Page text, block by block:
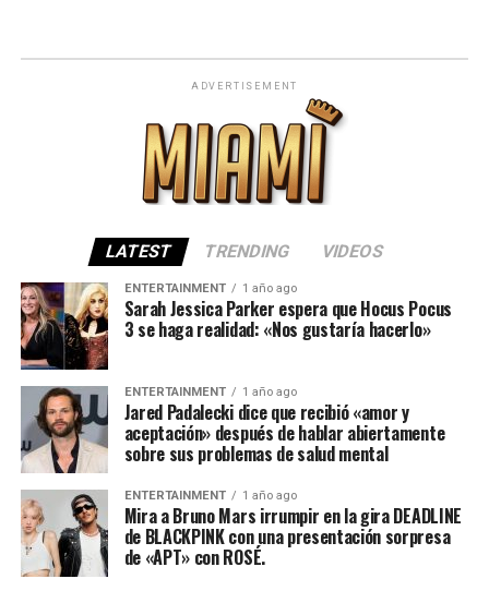
ADVERTISEMENT
LATEST TRENDING VIDEOS
ENTERTAINMENT 1 año ago
Sarah Jessica Parker espera que Hocus Pocus
3 se haga realidad: «Nos gustaría hacerlo»
ENTERTAINMENT 1 año ago
Jared Padalecki dice que recibió «amor y
aceptación» después de hablar abiertamente
sobre sus problemas de salud mental
ENTERTAINMENT 1 año ago
Mira a Bruno Mars irrumpir en la gira DEADLINE
de BLACKPINK con una presentación sorpresa
de «APT» con ROSÉ.